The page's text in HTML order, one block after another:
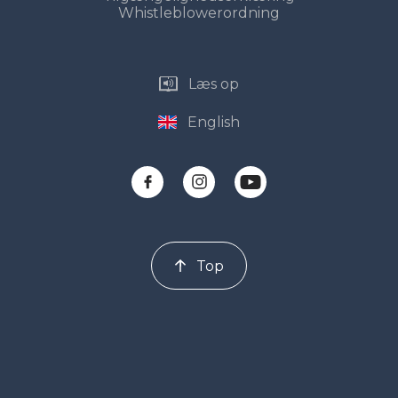
Whistleblowerordning
Læs op
English
Top